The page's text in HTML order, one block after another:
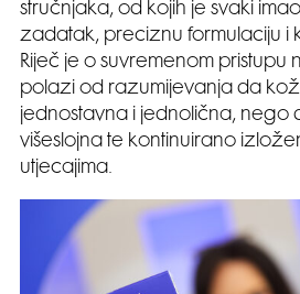
stručnjaka, od kojih je svaki
zadatak, preciznu formulaciju i
Riječ je o suvremenom pristupu
polazi od razumijevanja da
jednostavna i jednolična, nego
višeslojna te kontinuirano
utjecajima.